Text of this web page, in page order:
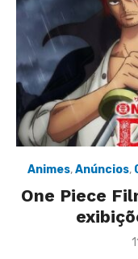
Animes,Anúncios,
One Piece